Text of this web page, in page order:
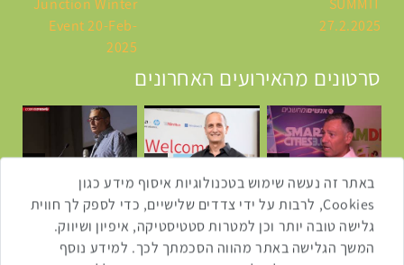
סרטונים מהאירועים האחרונים
4:00
2:33
1:43
3:52
1:14
באתר זה נעשה שימוש בטכנולוגיות איסוף מידע כגון
Cookies, לרבות על ידי צדדים שלישיים, כדי לספק לך חווית
גלישה טובה יותר וכן למטרות סטטיסטיקה, איפיון ושיווק.
המשך הגלישה באתר מהווה הסכמתך לכך. למידע נוסף